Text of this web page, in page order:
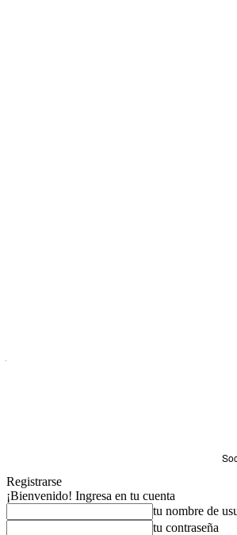
Registrarse
¡Bienvenido! Ingresa en tu cuenta
tu nombre de
tu contraseña